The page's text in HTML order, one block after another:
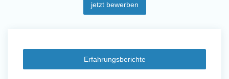
jetzt bewerben
Erfahrungsberichte